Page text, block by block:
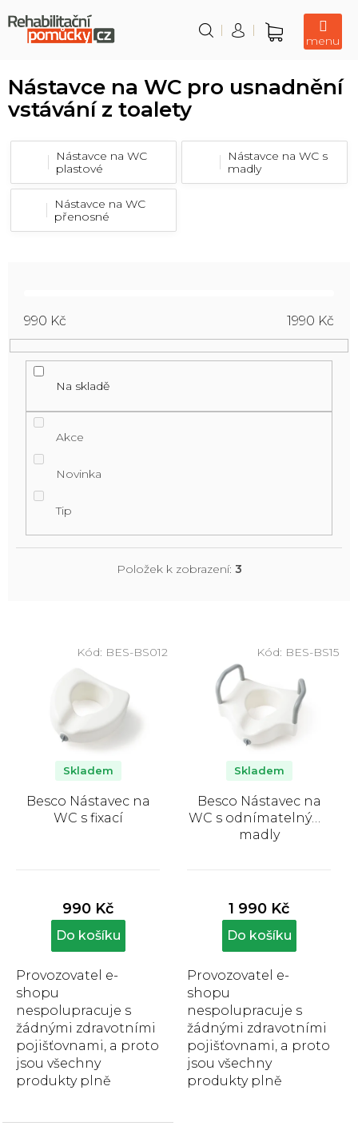
na
obsah
Nákupní
Nástavce na WC pro usnadnění
vstávání z toalety
Nástavce na WC
plastové
Nástavce na WC s
madly
Nástavce na WC
přenosné
990 Kč 1990 Kč
Na skladě
Akce
Novinka
Tip
Položek k zobrazení: 3
Besco Nástavec na
WC s fixací
produktu
je
5,0
hvězdiček.
Skladem
990 Kč
Do košíku
Provozovatel e-
shopu
nespolupracuje s
žádnými zdravotními
pojišťovnami, a proto
jsou všechny
produkty plně
Kód: BES-BS012
Besco Nástavec na
WC s odnímatelnými
madly
produktu
je
5,0
hvězdiček.
Skladem
1 990 Kč
Do košíku
Provozovatel e-
shopu
nespolupracuje s
žádnými zdravotními
pojišťovnami, a proto
jsou všechny
produkty plně
Kód: BES-BS15